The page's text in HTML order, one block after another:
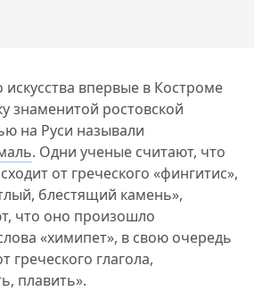
впервые в Костроме
знаменитой ростовской
на Руси называли
. Одни ученые считают, что
от греческого «фингитис»,
блестящий камень»,
что оно произошло
«химипет», в свою очередь
греческого глагола,
плавить».